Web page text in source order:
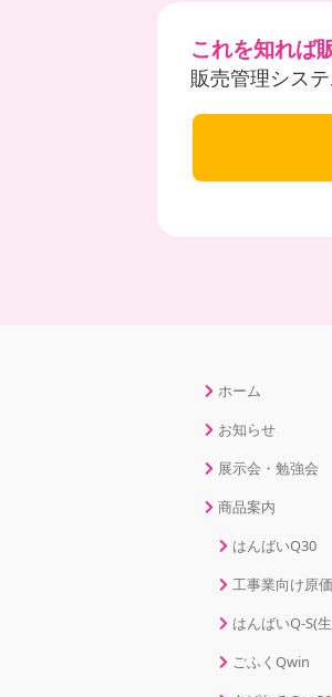
これを知れば
販売管理シス
ホーム
お知らせ
展示会・勉強会
商品案内
はんばいQ30
工事業向け原
はんばいQ-S(
ごふくQwin